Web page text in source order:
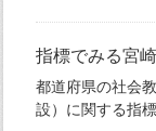
指標でみる宮
都道府県の社会
設）に関する指